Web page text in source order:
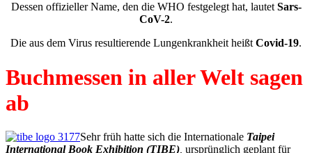
Dessen offizieller Name, den die WHO festgelegt hat, lautet Sars-
CoV-2.
Die aus dem Virus resultierende Lungenkrankheit heißt Covid-19.
Buchmessen in aller Welt sagen
ab
Sehr früh hatte sich die Internationale Taipei
International Book Exhibition (TIBE) ursprünglich geplant für